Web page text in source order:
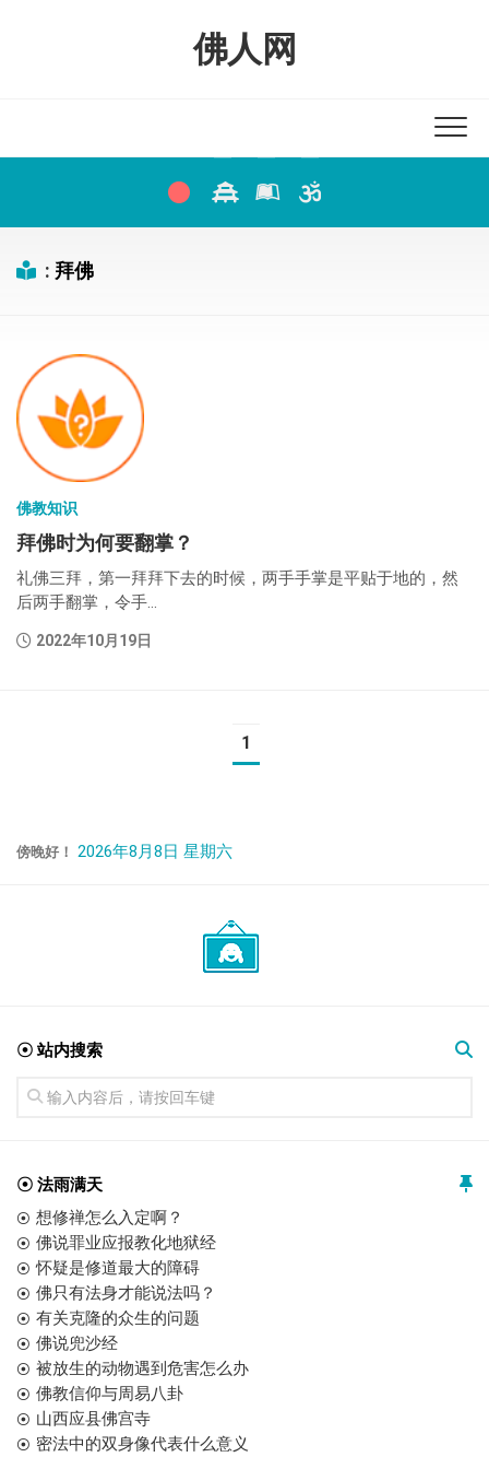
佛人网
: 拜佛
佛教知识
拜佛时为何要翻掌？
礼佛三拜，第一拜拜下去的时候，两手手掌是平贴于地的，然
后两手翻掌，令手...
2022年10月19日
1
傍晚好！ 2026年8月8日 星期六
☉ 站内搜索
☉ 法雨满天
想修禅怎么入定啊？
佛说罪业应报教化地狱经
怀疑是修道最大的障碍
佛只有法身才能说法吗？
有关克隆的众生的问题
佛说兜沙经
被放生的动物遇到危害怎么办
佛教信仰与周易八卦
山西应县佛宫寺
密法中的双身像代表什么意义